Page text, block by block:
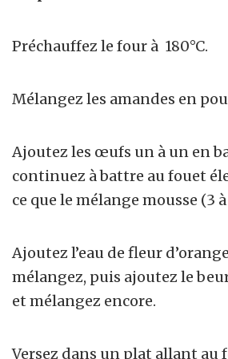
Préchauffez le four à 180°C.
Mélangez les amandes en
Ajoutez les œufs un à un en
continuez à battre au fouet
ce que le mélange mousse (3
Ajoutez l’eau de fleur
mélangez, puis ajoutez le
et mélangez encore.
Versez dans un plat allant au